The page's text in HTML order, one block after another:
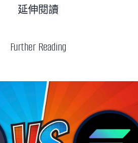
Further Reading
延伸閱讀